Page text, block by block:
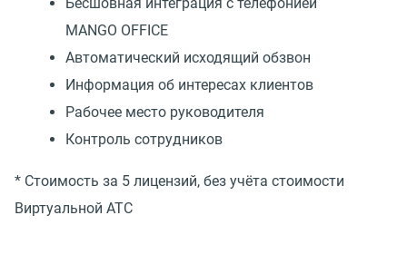
MANGO OFFICE
Автоматический исходящий обзвон
Информация об интересах клиентов
Рабочее место руководителя
Контроль сотрудников
* Стоимость за 5 лицензий, без учёта стоимости
Виртуальной АТС